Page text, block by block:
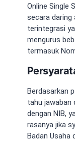
Online Single
secara daring
terintegrasi
mengurus
termasuk
Berdasarkan
tahu jawaban
dengan NIB,
rasanya jika
Badan Usaha